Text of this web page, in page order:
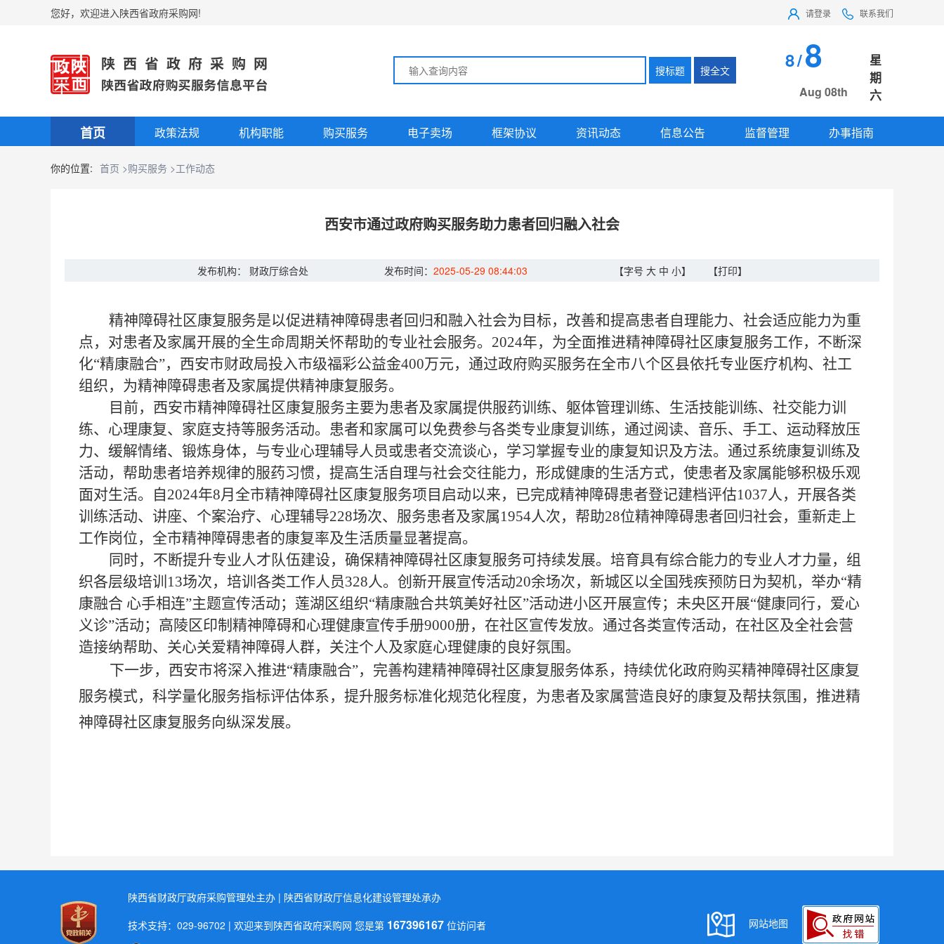
您好，欢迎进入陕西省政府采购网! 请登录 联系我们
搜标题 搜全文 8/8
Aug 08th
星
期
六
首页 政策法规 机构职能 购买服务 电子卖场 框架协议 资讯动态 信息公告 监督管理 办事指南
你的位置: 首页 >购买服务 >工作动态
西安市通过政府购买服务助力患者回归融入社会
发布机构： 财政厅综合处 发布时间： 2025-05-29 08:44:03 【字号 大 中 小】 【打印】
精神障碍社区康复服务是以促进精神障碍患者回归和融入社会为目标，改善和提高患者自理能力、社会适应能力为重
点，对患者及家属开展的全生命周期关怀帮助的专业社会服务。 2024年，为全面推进精神障碍社区康复服务工作，不断深
化“精康融合”，西安市财政局投入市级福彩公益金400万元，通过政府购买服务在全市八个区县依托专业医疗机构、社工
组织，为精神障碍患者及家属提供精神康复服务。
目前，西安市精神障碍社区康复服务主要为患者及家属提供服药训练、躯体管理训练、生活技能训练、社交能力训
练、心理康复、家庭支持等服务活动。 患者和家属可以免费参与各类专业康复训练，通过阅读、音乐、手工、运动释放压
力、缓解情绪、锻炼身体，与专业心理辅导人员或患者交流谈心，学习掌握专业的康复知识及方法。 通过系统康复训练及
活动， 帮助患者培养规律的服药习惯，提高生活自理与社会交往能力，形成健康的生活方式，使患者及家属能够积极乐观
面对生活。自2024年8月全市精神障碍社区康复服务项目启动以来， 已完成精神障碍患者登记建档评估1037人，开展各类
训练活动、讲座、个案治疗、心理辅导228场次、服务患者及家属1954人次， 帮助28位精神障碍患者回归社会， 重新走上
工作岗位，全市精神障碍患者的康复率及生活质量显著提高。
同时，不断提升专业人才队伍建设，确保精神障碍社区康复服务可持续发展。 培育具有综合能力的专业人才力量，组
织各层级培训 13场次，培训各类工作人员328人。 创新开展宣传活动20余场次，新城区以全国残疾预防日为契机，举办“精
康融合 心手相连”主题宣传活动；莲湖区组织“精康融合共筑美好社区”活动进小区开展宣传；未央区开展“健康同行，爱心
义诊”活动；高陵区印制精神障碍和心理健康宣传手册9000册，在社区宣传发放。通过各类宣传活动，在社区及全社会营
造接纳帮助、关心关爱精神障碍人群，关注个人及家庭心理健康的良好氛围。
下一步，西安市将深入推进“精康融合”，完善构建精神障碍社区康复服务体系，持续优化政府购买精神障碍社区康复
服务模式，科学量化服务指标评估体系，提升服务标准化规范化程度，为患者及家属营造良好的康复及帮扶氛围，推进精
神障碍社区康复服务向纵深发展。
陕西省财政厅政府采购管理处主办 | 陕西省财政厅信息化建设管理处承办
技术支持：029-96702 | 欢迎来到陕西省政府采购网 您是第 167396167 位访问者 网站地图